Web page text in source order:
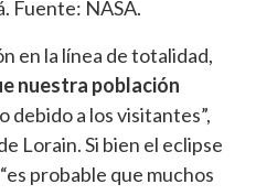
Fuente: NASA.
en la línea de totalidad,
nuestra población
debido a los visitantes”,
Lorain. Si bien el eclipse
probable que muchos